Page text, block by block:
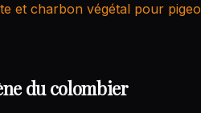
et charbon végétal pour
du colombier